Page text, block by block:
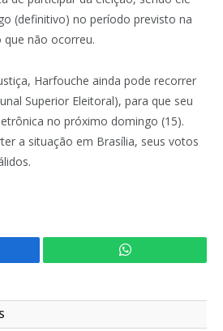
(definitivo) no período previsto na
não ocorreu.
Harfouche ainda pode recorrer
Superior Eleitoral), para que seu
no próximo domingo (15).
a situação em Brasília, seus votos
WhatsApp